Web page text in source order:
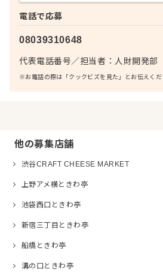
電話で応募
08039310648
代表電話番号／担当者： 人財開発
※お電話の際は「クックビズを見た」とお伝えくだ
他の募集店舗
渋谷CRAFT CHEESE MARKET
上野アメ横ときわ亭
池袋西口ときわ亭
新宿三丁目ときわ亭
船橋ときわ亭
溝の口ときわ亭